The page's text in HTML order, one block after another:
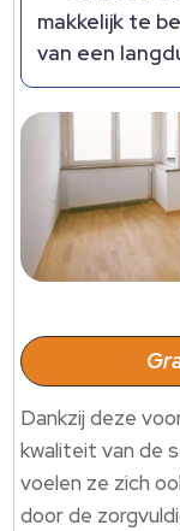
makkelijk te
van een
Dankzij deze
kwaliteit van de
voelen ze zich
door de